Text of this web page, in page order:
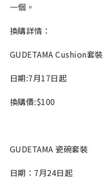
一個。
換購詳情：
GUDETAMA Cushion套裝
日期:7月17日起
換購價:$100
GUDETAMA 瓷碗套裝
日期：7月24日起